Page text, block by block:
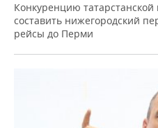
Конкуренцию
составить нижегородский
рейсы до Перми